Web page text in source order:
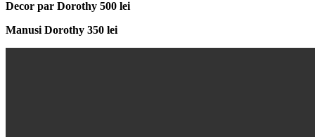
Decor par Dorothy 500 lei
Manusi Dorothy 350 lei